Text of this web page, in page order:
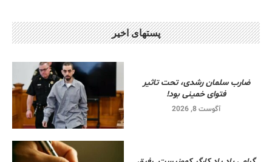
پستهای اخیر
ضارب سلمان رشدی، تحت تاثیر
فتوای خمینی بود!
آگوست 8, 2026